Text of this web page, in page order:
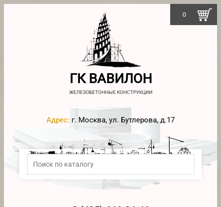
ГК ВАВИЛОН
ЖЕЛЕЗОБЕТОННЫЕ КОНСТРУКЦИИ
Адрес: г. Москва, ул. Бутлерова, д.17
0